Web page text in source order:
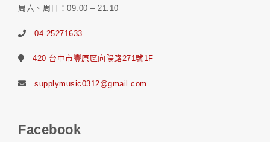
周六、周日：09:00 – 21:10
04-25271633
420 台中市豐原區向陽路271號1F
supplymusic0312@gmail.com
Facebook